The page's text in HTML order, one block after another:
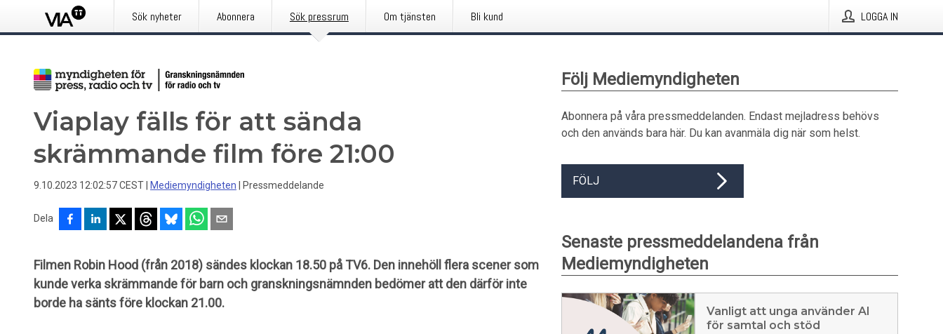
Sök nyheter Abonnera Sök pressrum Om tjänsten Bli kund LOGGA IN
Viaplay fälls för att sända
skrämmande film före 21:00
9.10.2023 12:02:57 CEST Mediemyndigheten Pressmeddelande
Dela
Filmen Robin Hood (från 2018) sändes klockan 18.50 på TV6. Den innehöll flera scener som
kunde verka skrämmande för barn och granskningsnämnden bedömer att den därför inte
borde ha sänts före klockan 21.00.
Följ Mediemyndigheten
Abonnera på våra pressmeddelanden. Endast mejladress behövs
och den används bara här. Du kan avanmäla dig när som helst.
FÖLJ
Senaste pressmeddelandena från
Mediemyndigheten
Vanligt att unga använder AI
för samtal och stöd